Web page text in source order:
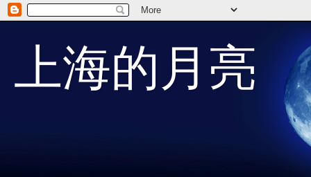
上海的月亮